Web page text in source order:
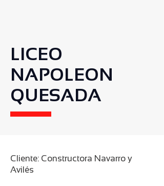
LICEO
NAPOLEON
QUESADA
Cliente: Constructora Navarro y
Avilés